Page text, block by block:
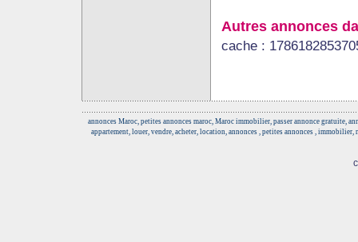
Autres annonces
cache :
annonces Maroc, petites annonces maroc, Maroc immobilier, passer annonce gratuite,
appartement, louer, vendre, acheter, location, annonces , petites annonces ,